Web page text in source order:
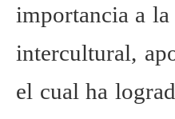
importancia a
intercultural,
el cual ha